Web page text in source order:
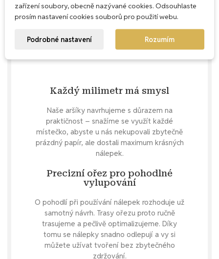
Každý milimetr má smysl
Naše aršíky navrhujeme s důrazem na
praktičnost – snažíme se využít každé
místečko, abyste u nás nekupovali zbytečně
prázdný papír, ale dostali maximum krásných
nálepek.
Precizní ořez pro pohodlné
vylupování
O pohodlí při používání nálepek rozhoduje už
samotný návrh. Trasy ořezu proto ručně
trasujeme a pečlivě optimalizujeme. Díky
tomu se nálepky snadno odlepují a vy si
můžete užívat tvoření bez zbytečného
zdržování.
zařízení soubory, obecně nazývané cookies. Odsouhlaste
prosím nastavení cookies souborů pro použití webu.
Podrobné nastavení Rozumím